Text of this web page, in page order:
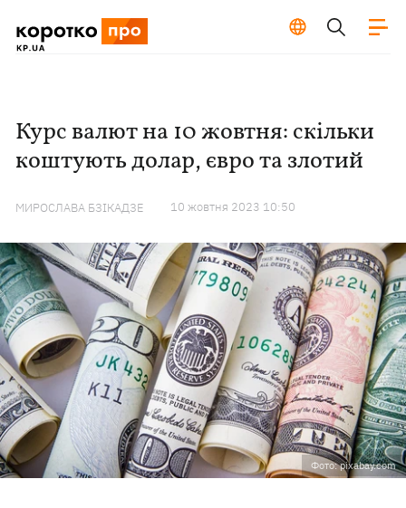
Курс валют на 10 жовтня: скільки
коштують долар, євро та злотий
МИРОСЛАВА БЗІКАДЗЕ 10 жовтня 2023 10:50
Фото: pixabay.com